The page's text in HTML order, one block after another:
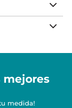
mejores
medida!